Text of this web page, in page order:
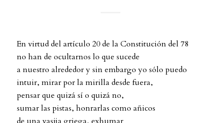
En virtud del artículo 20 de la Constitución del 78
no han de ocultarnos lo que sucede
a nuestro alrededor y sin embargo yo sólo puedo
intuir, mirar por la mirilla desde fuera,
pensar que quizá sí o quizá no,
sumar las pistas, honrarlas como añicos